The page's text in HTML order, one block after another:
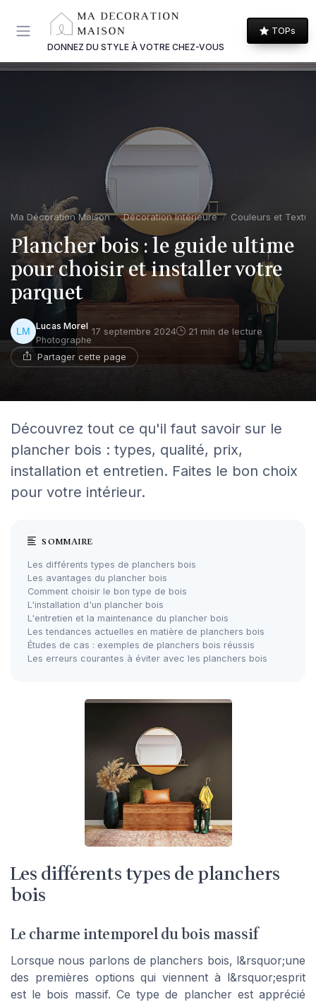
DONNEZ DU STYLE À VOTRE CHEZ-VOUS
TOPs
Ma Décoration Maison Décoration Intérieure Couleurs et
Plancher bois : le guide ultime
pour choisir et installer votre
parquet
Lucas Morel
Photographe
17 septembre 2024 21 min de lecture
Partager cette page
Découvrez tout ce qu'il faut savoir sur le
plancher bois : types, qualité, prix,
installation et entretien. Faites le bon choix
pour votre intérieur.
SOMMAIRE
Les différents types de planchers bois
Les avantages du plancher bois
Comment choisir le bon type de bois
L'installation d'un plancher bois
L'entretien et la maintenance du plancher bois
Les tendances actuelles en matière de planchers bois
Études de cas : exemples de planchers bois réussis
Les erreurs courantes à éviter avec les planchers bois
Les différents types de planchers
bois
Le charme intemporel du bois massif
Lorsque nous parlons de planchers bois, l&rsquor;une
des premières options qui viennent à l&rsquor;esprit
est le bois massif. Ce type de plancher est apprécié
Panneau de gestion des cookies